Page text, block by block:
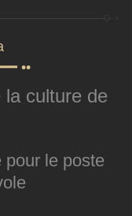
••
culture de
pour le poste